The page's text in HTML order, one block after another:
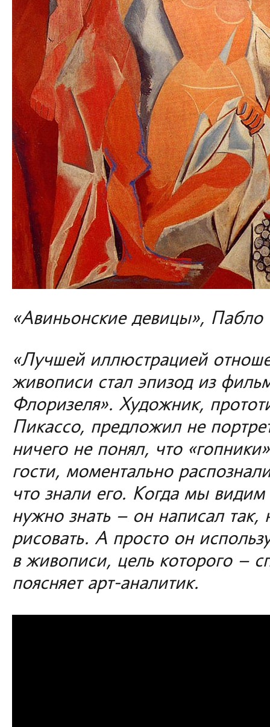
«Авиньонские девицы», Пабло
«Лучшей иллюстрацией
живописи стал эпизод из
Флоризеля». Художник,
Пикассо, предложил не
ничего не понял, что
гости, моментально
что знали его. Когда мы видим
нужно знать – он написал так,
рисовать. А просто он
в живописи, цель которого –
поясняет арт-аналитик.